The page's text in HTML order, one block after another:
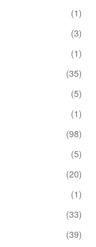
(1)
(3)
(1)
(35)
(5)
(1)
(98)
(5)
(20)
(1)
(33)
(39)